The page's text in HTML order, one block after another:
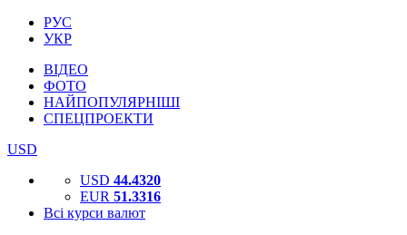
РУС
УКР
ВІДЕО
ФОТО
НАЙПОПУЛЯРНІШІ
СПЕЦПРОЕКТИ
USD
USD 44.4320
EUR 51.3316
Всі курси валют